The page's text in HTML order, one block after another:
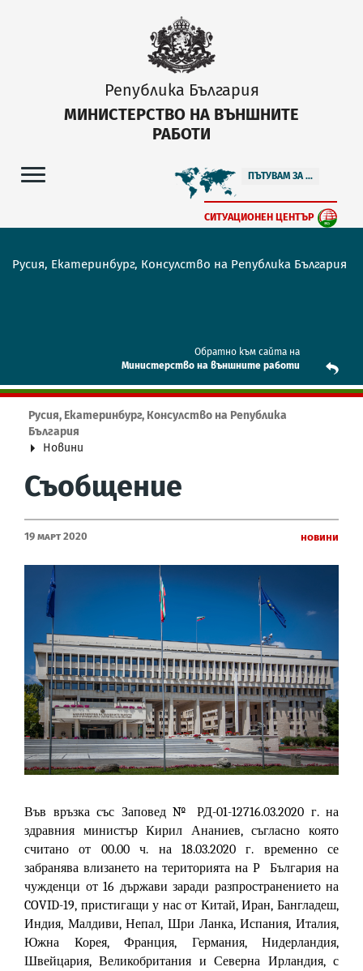
Република България
МИНИСТЕРСТВО НА ВЪНШНИТЕ
РАБОТИ
ПЪТУВАМ ЗА ...
СИТУАЦИОНЕН ЦЕНТЪР
Русия, Екатеринбург, Консулство на Република България
Обратно към сайта на
Mинистерство на външните работи
Русия, Екатеринбург, Консулство на Република
България
Новини
Съобщение
19 Март 2020 Новини
Във връзка със Заповед № РД-01-12716.03.2020 г. на
здравния министър Кирил Ананиев, съгласно която
считано от 00.00 ч. на 18.03.2020 г. временно се
забранява влизането на територията на Р
България на
чужденци от 16 държави заради разпространението на
COVID-19, пристигащи у нас от Китай, Иран, Бангладеш,
Индия, Малдиви, Непал, Шри Ланка, Испания, Италия,
Южна Корея, Франция, Германия, Нидерландия,
Швейцария, Великобритания и Северна Ирландия, с